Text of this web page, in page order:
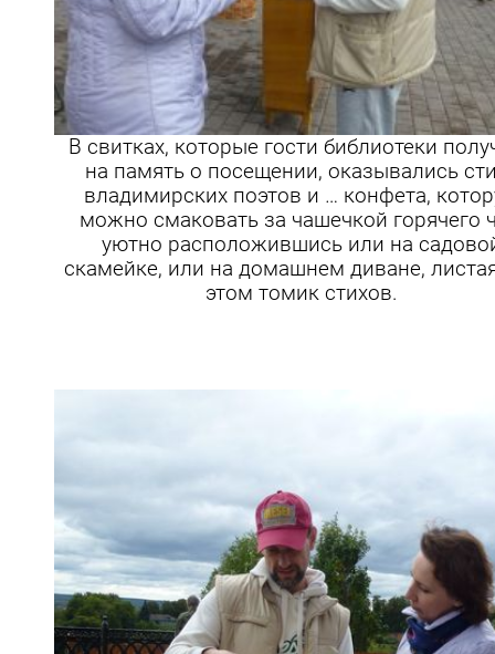
В свитках, которые гости библиотеки
на память о посещении, оказывались
владимирских поэтов и … конфета,
можно смаковать за чашечкой горячего
уютно расположившись или на
скамейке, или на домашнем диване,
этом томик стихов.